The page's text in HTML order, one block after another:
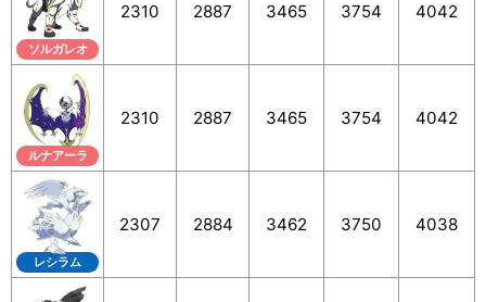
ソルガレオ
2310 2887 3465 3754 4042
ルナアーラ
2310 2887 3465 3754 4042
レシラム
2307 2884 3462 3750 4038